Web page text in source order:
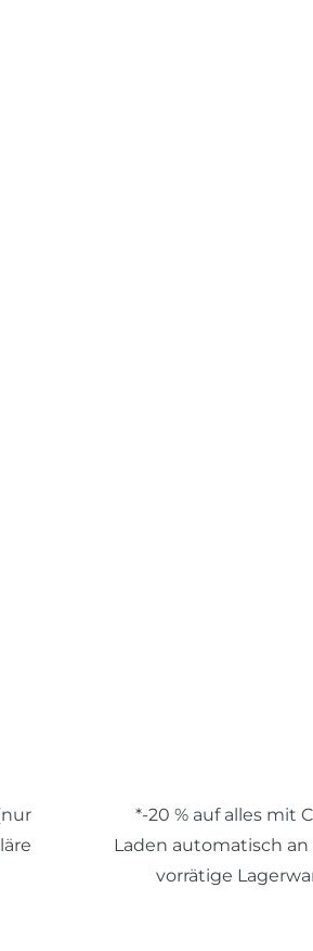
*-20 % auf alles mit
Laden automatisch an
vorrätige